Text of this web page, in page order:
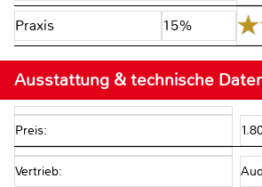
Praxis 15%
Ausstattung & technische
Preis:
Vertrieb: